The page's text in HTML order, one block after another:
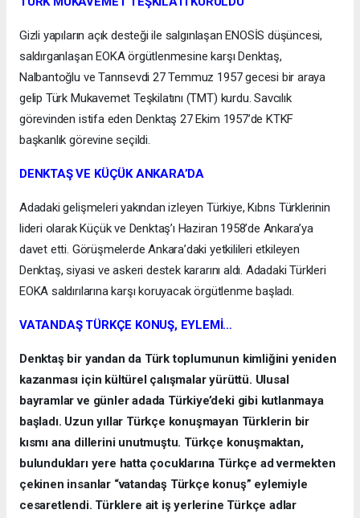
Gizli yapıların açık desteği ile salgınlaşan ENOSİS düşüncesi,
saldırganlaşan EOKA örgütlenmesine karşı Denktaş,
Nalbantoğlu ve Tanrısevdi 27 Temmuz 1957 gecesi bir araya
gelip Türk Mukavemet Teşkilatını (TMT) kurdu. Savcılık
görevinden istifa eden Denktaş 27 Ekim 1957’de KTKF
başkanlık görevine seçildi.
DENKTAŞ VE KÜÇÜK ANKARA’DA
Adadaki gelişmeleri yakından izleyen Türkiye, Kıbrıs Türklerinin
lideri olarak Küçük ve Denktaş’ı Haziran 1958’de Ankara’ya
davet etti. Görüşmelerde Ankara’daki yetkilileri etkileyen
Denktaş, siyasi ve askeri destek kararını aldı. Adadaki Türkleri
EOKA saldırılarına karşı koruyacak örgütlenme başladı.
VATANDAŞ TÜRKÇE KONUŞ, EYLEMİ…
Denktaş bir yandan da Türk toplumunun kimliğini yeniden
kazanması için kültürel çalışmalar yürüttü. Ulusal
bayramlar ve günler adada Türkiye’deki gibi kutlanmaya
başladı. Uzun yıllar Türkçe konuşmayan Türklerin bir
kısmı ana dillerini unutmuştu. Türkçe konuşmaktan,
bulundukları yere hatta çocuklarına Türkçe ad vermekten
çekinen insanlar “vatandaş Türkçe konuş” eylemiyle
cesaretlendi. Türklere ait iş yerlerine Türkçe adlar